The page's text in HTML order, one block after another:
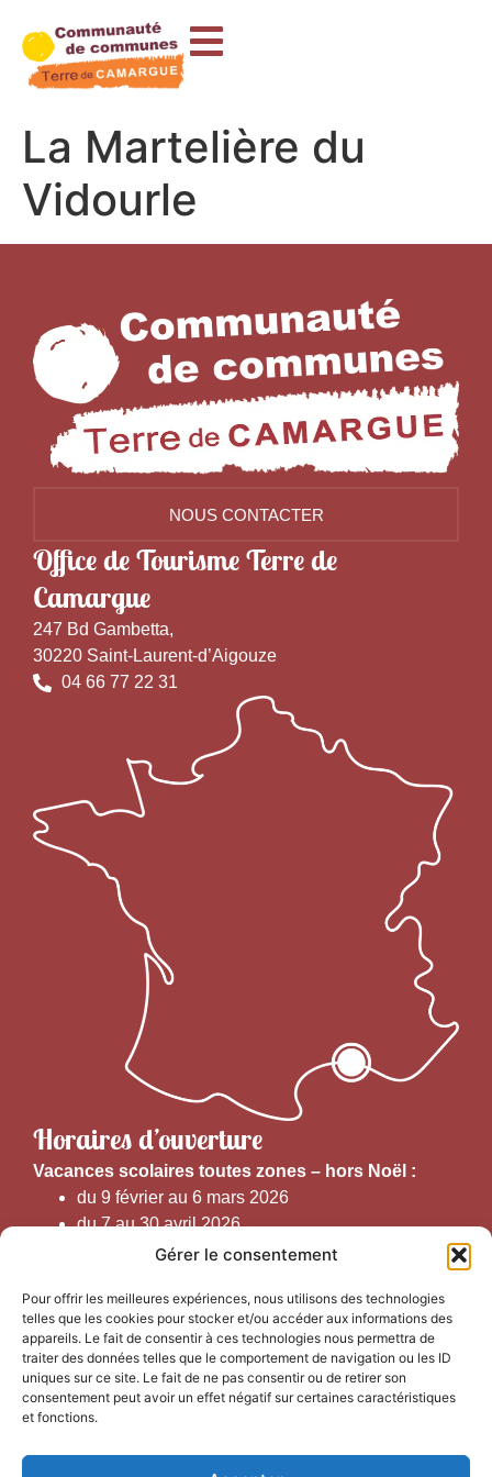
Gérer le consentement
Pour offrir les meilleures expériences, nous utilisons des technologies
telles que les cookies pour stocker et/ou accéder aux informations des
appareils. Le fait de consentir à ces technologies nous permettra de
traiter des données telles que le comportement de navigation ou les ID
uniques sur ce site. Le fait de ne pas consentir ou de retirer son
consentement peut avoir un effet négatif sur certaines caractéristiques
et fonctions.
principal
La Martelière du
Vidourle
NOUS CONTACTER
Office de Tourisme Terre de
Camargue
247 Bd Gambetta,
30220 Saint-Laurent-d’Aigouze
04 66 77 22 31
Horaires d’ouverture
Vacances scolaires toutes zones – hors Noël :
du 9 février au 6 mars 2026
du 7 au 30 avril 2026
du 1er juin au 30 septembre 2026
Horaires d’ouverture au public :
Du 1er septembre au 30 juin 2026 (hors juillet et août)
du lundi au vendredi de 9h50 à 12h30 et de